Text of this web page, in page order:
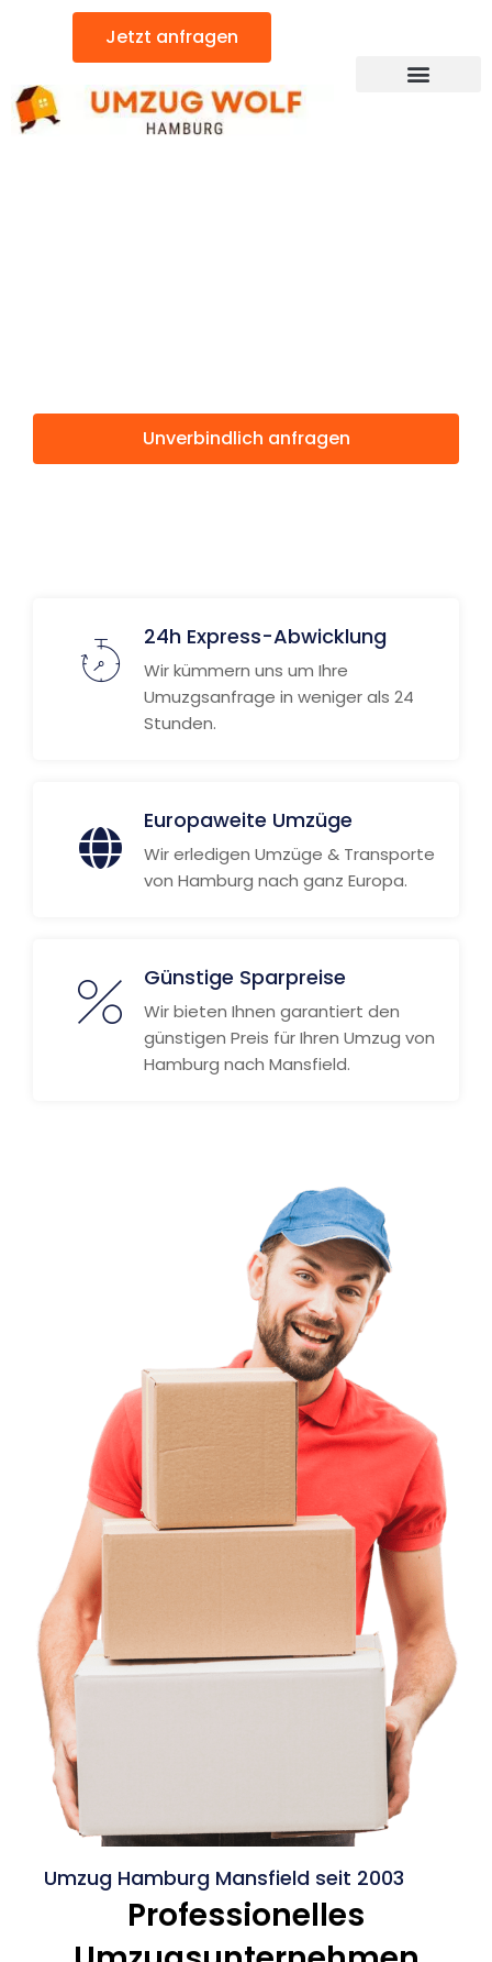
Jetzt anfragen
Unverbindlich anfragen
24h Express-Abwicklung
Wir kümmern uns um Ihre
Umuzgsanfrage in weniger als 24
Stunden.
Europaweite Umzüge
Wir erledigen Umzüge & Transporte
von Hamburg nach ganz Europa.
Günstige Sparpreise
Wir bieten Ihnen garantiert den
günstigen Preis für Ihren Umzug von
Hamburg nach Mansfield.
Umzug Hamburg Mansfield seit 2003
Professionelles